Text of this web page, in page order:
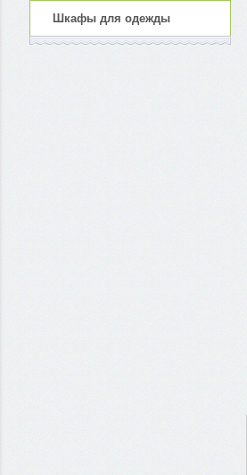
Шкафы для одежды